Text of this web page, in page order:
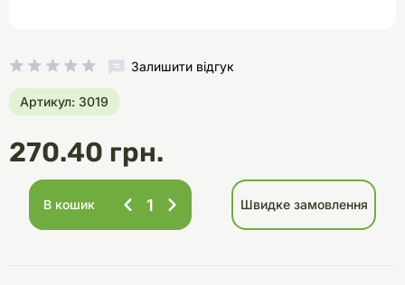
Залишити відгук
Артикул: 3019
270.40 грн.
В кошик Швидке замовлення